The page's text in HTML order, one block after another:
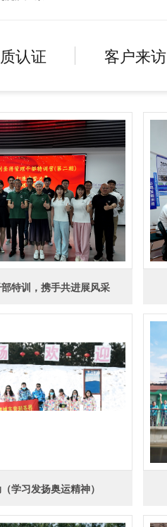
认证 客户来访
特训，携手共进展风采
学习发扬奥运精神）